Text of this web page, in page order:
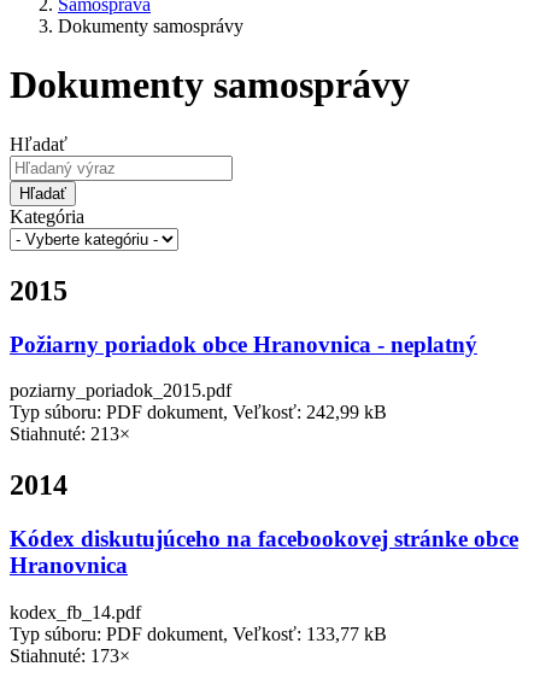
Samospráva
Dokumenty samosprávy
Dokumenty samosprávy
Hľadať
Hľadať
Kategória
2015
Požiarny poriadok obce Hranovnica - neplatný
poziarny_poriadok_2015.pdf
Typ súboru: PDF dokument, Veľkosť: 242,99 kB
Stiahnuté: 213×
2014
Kódex diskutujúceho na facebookovej stránke obce
Hranovnica
kodex_fb_14.pdf
Typ súboru: PDF dokument, Veľkosť: 133,77 kB
Stiahnuté: 173×